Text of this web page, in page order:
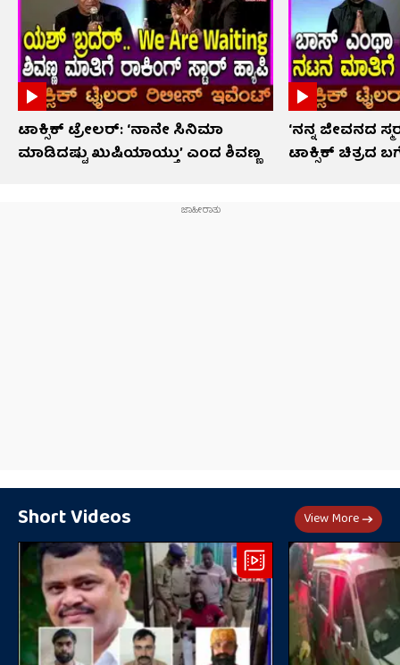
ಟಾಕ್ಸಿಕ್ ಟ್ರೇಲರ್​: ‘ನಾನೇ ಸಿನಿಮಾ
ಮಾಡಿದಷ್ಟು ಖುಷಿಯಾಯ್ತು’ ಎಂದ ಶಿವಣ್ಣ
‘ನನ್ನ ಜೀವನದ
ಟಾಕ್ಸಿಕ್ ಚಿತ್ರದ
Short Videos View More